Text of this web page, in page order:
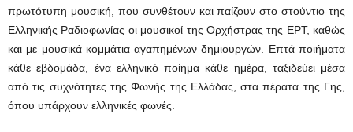
πρωτότυπη μουσική, που συνθέτουν και παίζουν στο στούντιο της
Ελληνικής Ραδιοφωνίας οι μουσικοί της Ορχήστρας της ΕΡΤ, καθώς
και με μουσικά κομμάτια αγαπημένων δημιουργών. Επτά ποιήματα
κάθε εβδομάδα, ένα ελληνικό ποίημα κάθε ημέρα, ταξιδεύει μέσα
από τις συχνότητες της Φωνής της Ελλάδας, στα πέρατα της Γης,
όπου υπάρχουν ελληνικές φωνές.